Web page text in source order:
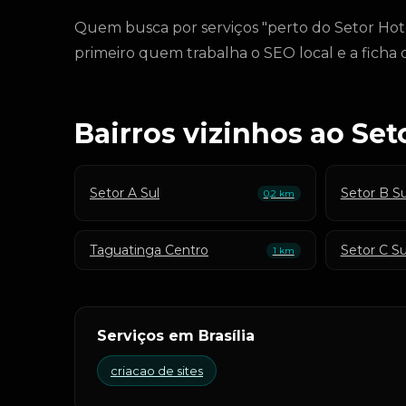
Quem busca por serviços "perto do Setor
primeiro quem trabalha o SEO local e a ficha
Bairros vizinhos ao
Setor A Sul 0,2 km Setor B
Taguatinga Centro 1 km Setor C
Serviços em Brasília
criacao de sites